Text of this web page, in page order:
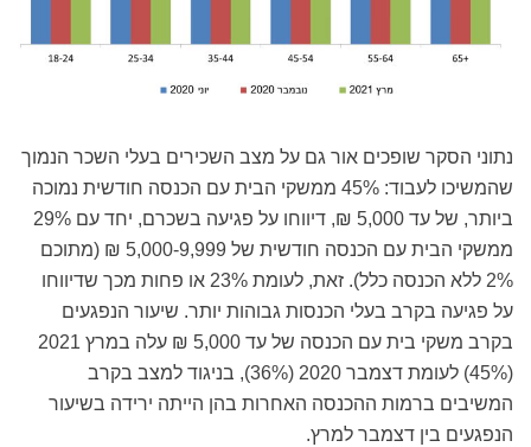
נתוני הסקר שופכים אור גם על מצב השכירים בעלי השכר הנמוך
שהמשיכו לעבוד: 45% ממשקי הבית עם הכנסה חודשית
נמוכה
ביותר, של עד 5,000 ₪ ,
דיווחו על פגיעה בשכרם, יחד עם 29%
ממשקי הבית עם הכנסה חודשית של 5,000-9,999 ₪ (מתוכם
2% ללא הכנסה כלל). זאת, לעומת 23% או פחות מכך שדיווחו
על פגיעה בקרב בעלי הכנסות גבוהות יותר. שיעור הנפגעים
בקרב משקי בית עם הכנסה של עד 5,000 ₪ עלה במרץ 2021
(45%) לעומת דצמבר 2020 (36%), בניגוד למצב בקרב
המשיבים ברמות ההכנסה האחרות בהן הייתה ירידה בשיעור
הנפגעים בין דצמבר למרץ.